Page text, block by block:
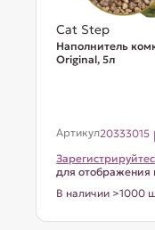
Cat Step
Наполнитель
Original, 5л
Артикул20333015
для отображения
В наличии >1000